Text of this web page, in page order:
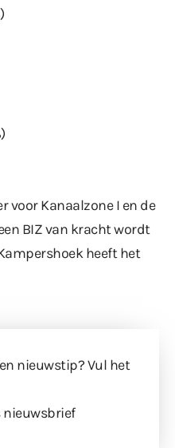
voor Kanaalzone I en de
BIZ van kracht wordt
heeft het
nieuwstip? Vul het
nieuwsbrief